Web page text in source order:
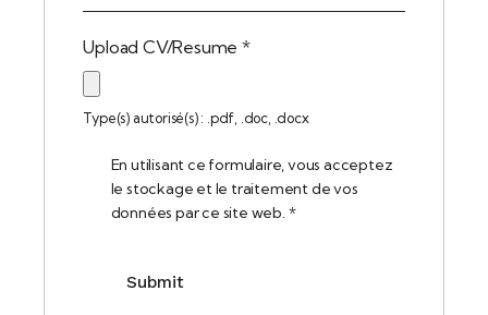
Upload CV/Resume *
Type(s) autorisé(s) : .pdf, .doc, .docx
En utilisant ce formulaire, vous acceptez
le stockage et le traitement de vos
données par ce site web.*